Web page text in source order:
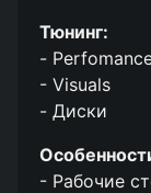
Тюнинг:
-
- Visuals
- Диски
- Рабочие